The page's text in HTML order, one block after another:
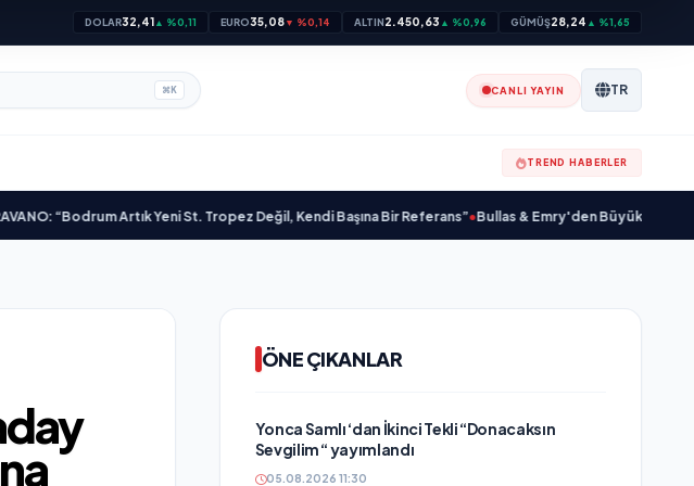
DOLAR32,41▲ %0,11 EURO35,08▼ %0,14 ALTIN2.450,63 ▲ %0,96 GÜMÜŞ28,24 ▲ %1,65
⌘K CANLI YAYIN TR
TREND HABERLER
“Bodrum Artık Yeni St. Tropez Değil, Kendi Başına Bir Referans”•Bullas & Emry'den Büyük Sürpriz! "Kaç
ÖNE ÇIKANLAR
Yonca Samlı ‘dan İkinci Tekli “Donacaksın
Sevgilim “ yayımlandı
05.08.2026 11:30